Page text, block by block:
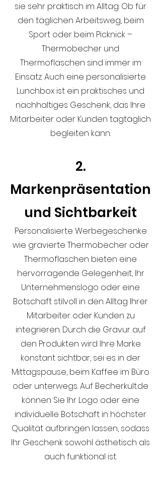
sie sehr praktisch im Alltag: Ob für
den täglichen Arbeitsweg, beim
Sport oder beim Picknick –
Thermobecher und
Thermoflaschen sind immer im
Einsatz. Auch eine personalisierte
Lunchbox ist ein praktisches und
nachhaltiges Geschenk, das Ihre
Mitarbeiter oder Kunden tagtäglich
begleiten kann.
2.
Markenpräsentation
und Sichtbarkeit
Personalisierte Werbegeschenke
wie gravierte Thermobecher oder
Thermoflaschen bieten eine
hervorragende Gelegenheit, Ihr
Unternehmenslogo oder eine
Botschaft stilvoll in den Alltag Ihrer
Mitarbeiter oder Kunden zu
integrieren. Durch die Gravur auf
den Produkten wird Ihre Marke
konstant sichtbar, sei es in der
Mittagspause, beim Kaffee im Büro
oder unterwegs. Auf Becherkult.de
können Sie Ihr Logo oder eine
individuelle Botschaft in höchster
Qualität aufbringen lassen, sodass
Ihr Geschenk sowohl ästhetisch als
auch funktional ist.